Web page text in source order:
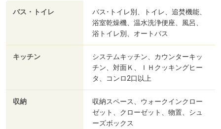
バス・トイレ
バス･トイレ別、トイレ、追焚機能、
浴室乾燥機、温水洗浄便座、風呂、
浴トイレ別、オートバス
キッチン
システムキッチン、カウンターキッ
チン、対面Ｋ、ＩＨクッキングヒー
タ、コンロ2口以上
収納
収納スペース、ウォークインクロー
ゼット、クローゼット、物置、シュ
ーズボックス